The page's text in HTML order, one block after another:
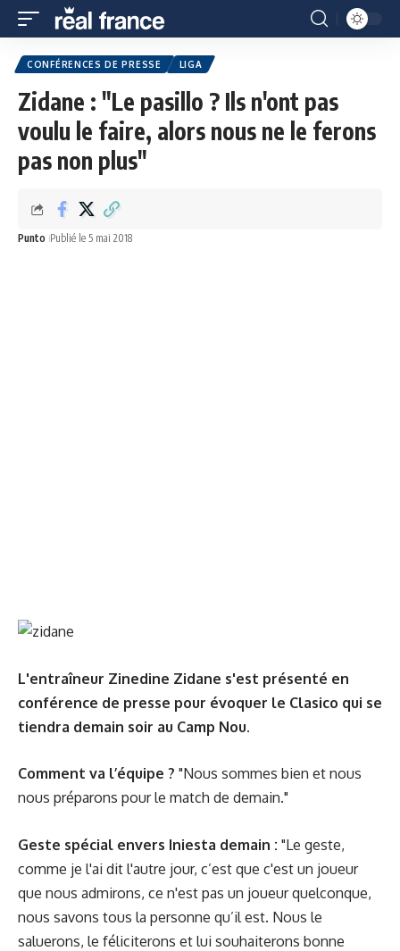
CONFÉRENCES DE PRESSE LIGA
Zidane : "Le pasillo ? Ils n'ont pas
voulu le faire, alors nous ne le ferons
pas non plus"
Punto Publié le 5 mai 2018
L'entraîneur Zinedine Zidane s'est présenté en
conférence de presse pour évoquer le Clasico qui se
tiendra demain soir au Camp Nou.
Comment va l’équipe ? "Nous sommes bien et nous
nous préparons pour le match de demain."
Geste spécial envers Iniesta demain : "Le geste,
comme je l'ai dit l'autre jour, c’est que c'est un joueur
que nous admirons, ce n'est pas un joueur quelconque,
nous savons tous la personne qu’il est. Nous le
saluerons, le féliciterons et lui souhaiterons bonne